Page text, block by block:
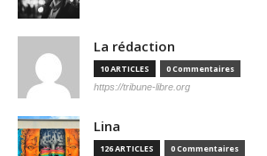
La rédaction
10 ARTICLES 0 Commentaires
https://tribune-libre.org
Lina
126 ARTICLES 0 Commentaires